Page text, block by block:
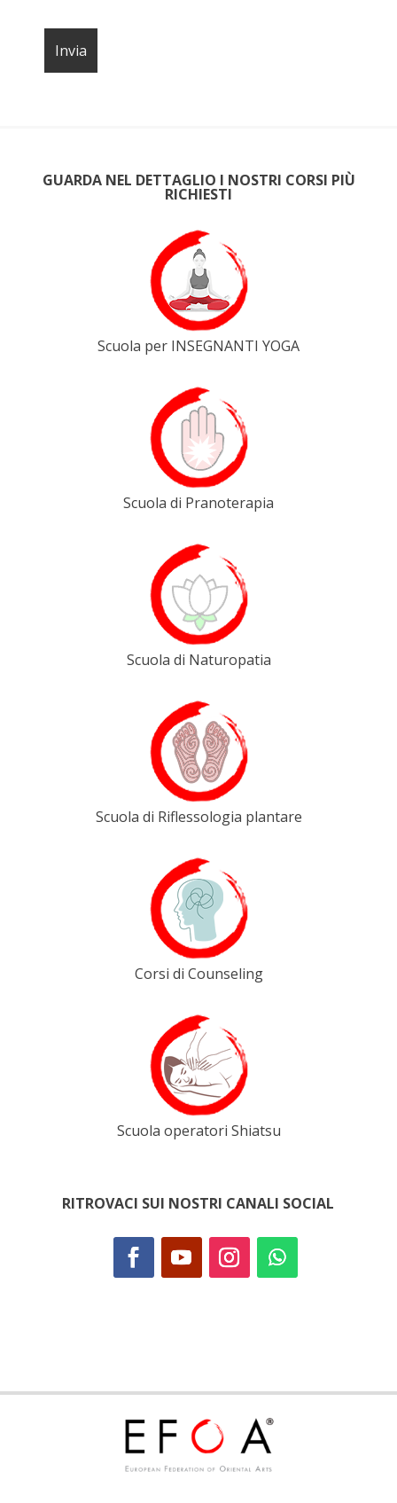
GUARDA NEL DETTAGLIO I NOSTRI CORSI PIÙ
RICHIESTI
Scuola per INSEGNANTI YOGA
Scuola di Pranoterapia
Scuola di Naturopatia
Scuola di Riflessologia plantare
Corsi di Counseling
Scuola operatori Shiatsu
RITROVACI SUI NOSTRI CANALI SOCIAL